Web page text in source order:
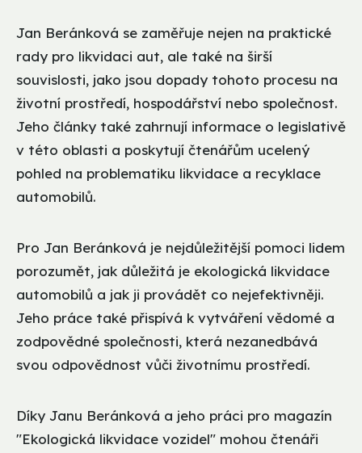
Jan Beránková se zaměřuje nejen na praktické
rady pro likvidaci aut, ale také na širší
souvislosti, jako jsou dopady tohoto procesu na
životní prostředí, hospodářství nebo společnost.
Jeho články také zahrnují informace o legislativě
v této oblasti a poskytují čtenářům ucelený
pohled na problematiku likvidace a recyklace
automobilů.
Pro Jan Beránková je nejdůležitější pomoci lidem
porozumět, jak důležitá je ekologická likvidace
automobilů a jak ji provádět co nejefektivněji.
Jeho práce také přispívá k vytváření vědomé a
zodpovědné společnosti, která nezanedbává
svou odpovědnost vůči životnímu prostředí.
Díky Janu Beránková a jeho práci pro magazín
"Ekologická likvidace vozidel" mohou čtenáři